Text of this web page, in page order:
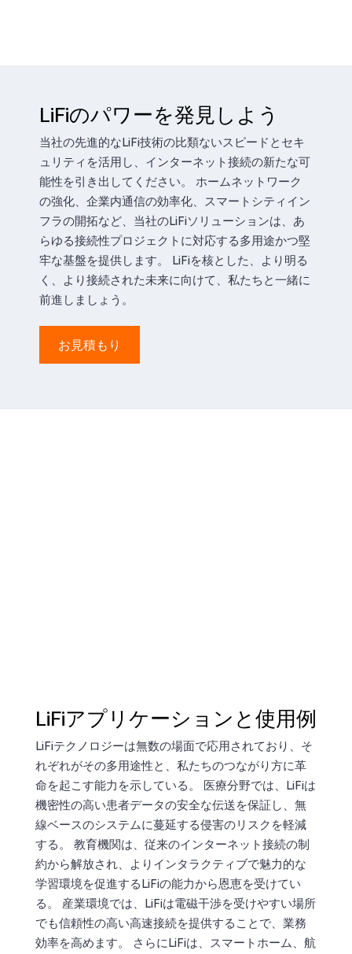
LiFiのパワーを発見しよう
当社の先進的なLiFi技術の比類ないスピードとセキ
ュリティを活用し、インターネット接続の新たな可
能性を引き出してください。 ホームネットワーク
の強化、企業内通信の効率化、スマートシティイン
フラの開拓など、当社のLiFiソリューションは、あ
らゆる接続性プロジェクトに対応する多用途かつ堅
牢な基盤を提供します。 LiFiを核とした、より明る
く、より接続された未来に向けて、私たちと一緒に
前進しましょう。
お見積もり
LiFiアプリケーションと使用例
LiFiテクノロジーは無数の場面で応用されており、そ
れぞれがその多用途性と、私たちのつながり方に革
命を起こす能力を示している。 医療分野では、LiFiは
機密性の高い患者データの安全な伝送を保証し、無
線ベースのシステムに蔓延する侵害のリスクを軽減
する。 教育機関は、従来のインターネット接続の制
約から解放され、よりインタラクティブで魅力的な
学習環境を促進するLiFiの能力から恩恵を受けてい
る。 産業環境では、LiFiは電磁干渉を受けやすい場所
でも信頼性の高い高速接続を提供することで、業務
効率を高めます。 さらにLiFiは、スマートホーム、航